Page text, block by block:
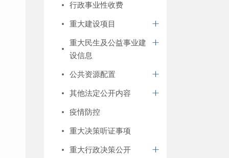
行政事业性收费
重大建设项目
重大民生及公益事业建
设信息
公共资源配置
其他法定公开内容
疫情防控
重大决策听证事项
重大行政决策公开